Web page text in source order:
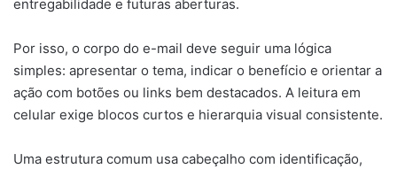
entregabilidade e futuras aberturas.
Por isso, o corpo do e-mail deve seguir uma lógica
simples: apresentar o tema, indicar o benefício e orientar a
ação com botões ou links bem destacados. A leitura em
celular exige blocos curtos e hierarquia visual consistente.
Uma estrutura comum usa cabeçalho com identificação,